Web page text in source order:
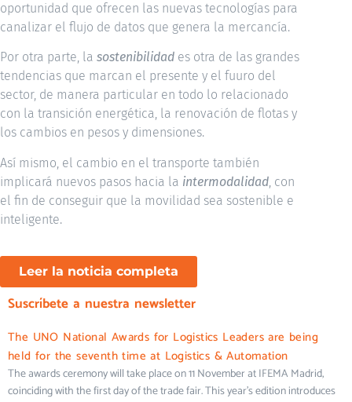
oportunidad que ofrecen las nuevas tecnologías para
canalizar el flujo de datos que genera la mercancía.
Por otra parte, la sostenibilidad es otra de las grandes
tendencias que marcan el presente y el fuuro del
sector, de manera particular en todo lo relacionado
con la transición energética, la renovación de flotas y
los cambios en pesos y dimensiones.
Así mismo, el cambio en el transporte también
implicará nuevos pasos hacia la intermodalidad , con
el fin de conseguir que la movilidad sea sostenible e
inteligente.
Leer la noticia completa
Suscríbete a nuestra newsletter
The UNO National Awards for Logistics Leaders are being
held for the seventh time at Logistics & Automation
The awards ceremony will take place on 11 November at IFEMA Madrid,
coinciding with the first day of the trade fair. This year’s edition introduces